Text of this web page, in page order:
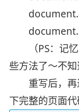
（PS：记忆
些方法了～不知
重写后，再
下完整的页面代